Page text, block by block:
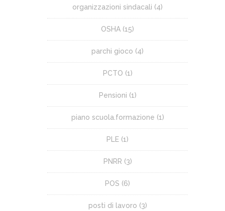
organizzazioni sindacali (4)
OSHA (15)
parchi gioco (4)
PCTO (1)
Pensioni (1)
piano scuola.formazione (1)
PLE (1)
PNRR (3)
POS (6)
posti di lavoro (3)